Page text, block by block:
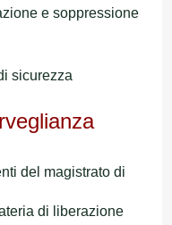
e soppressione
sicurezza
del magistrato di
di liberazione